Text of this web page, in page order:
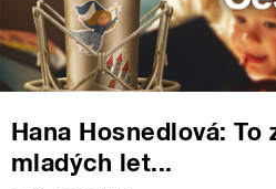
Hana Hosnedlová: To
mladých let...